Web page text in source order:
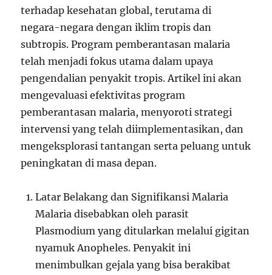
terhadap kesehatan global, terutama di
negara-negara dengan iklim tropis dan
subtropis. Program pemberantasan malaria
telah menjadi fokus utama dalam upaya
pengendalian penyakit tropis. Artikel ini akan
mengevaluasi efektivitas program
pemberantasan malaria, menyoroti strategi
intervensi yang telah diimplementasikan, dan
mengeksplorasi tantangan serta peluang untuk
peningkatan di masa depan.
Latar Belakang dan Signifikansi Malaria
Malaria disebabkan oleh parasit
Plasmodium yang ditularkan melalui gigitan
nyamuk Anopheles. Penyakit ini
menimbulkan gejala yang bisa berakibat